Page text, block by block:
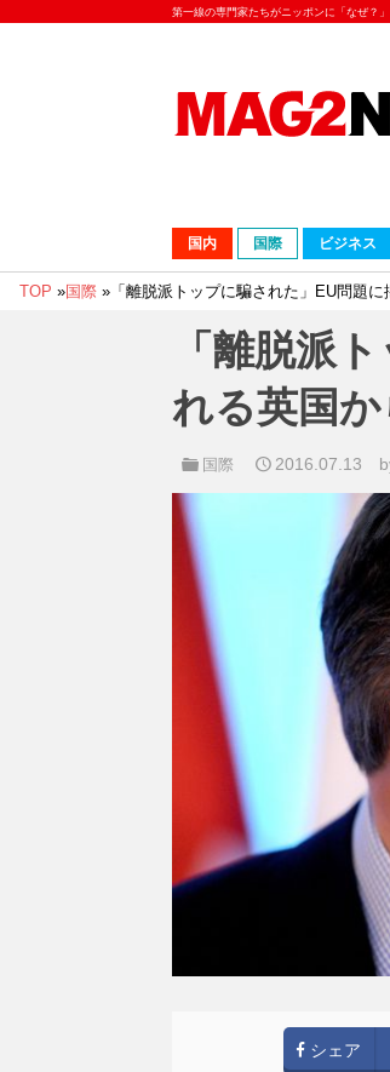
第一線の専門家たちがニッポンに「なぜ？
国内 国際 ビジネス
TOP »国際 » 「離脱派トップに騙された」EU問題
「離脱派
れる英国
国際 2016.07.13
シェア